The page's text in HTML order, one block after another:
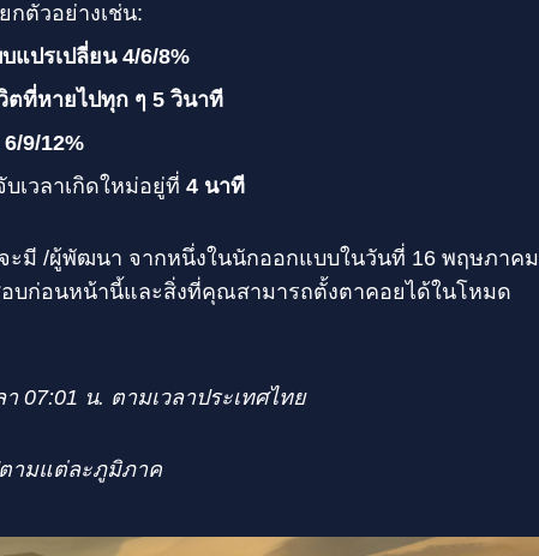
ยกตัวอย่างเช่น:
แปรเปลี่ยน 4/6/8%
ตที่หายไปทุก ๆ 5 วินาที
9/12%
เวลาเกิดใหม่อยู่ที่ 4 นาที
จะมี /ผู้พัฒนา จากหนึ่งในนักออกแบบในวันที่ 16 พฤษภาคม
บก่อนหน้านี้และสิ่งที่คุณสามารถตั้งตาคอยได้ในโหมด
07:01 น. ตามเวลาประเทศไทย
ามแต่ละภูมิภาค